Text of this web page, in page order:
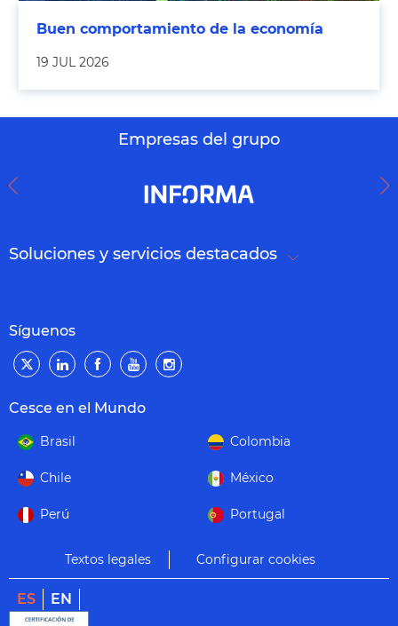
Buen comportamiento de la economía
19 JUL 2026
Empresas del grupo
Soluciones y servicios destacados
Síguenos
Cesce en el Mundo
Brasil Colombia
Chile México
Perú Portugal
Textos legales Configurar cookies
ES EN